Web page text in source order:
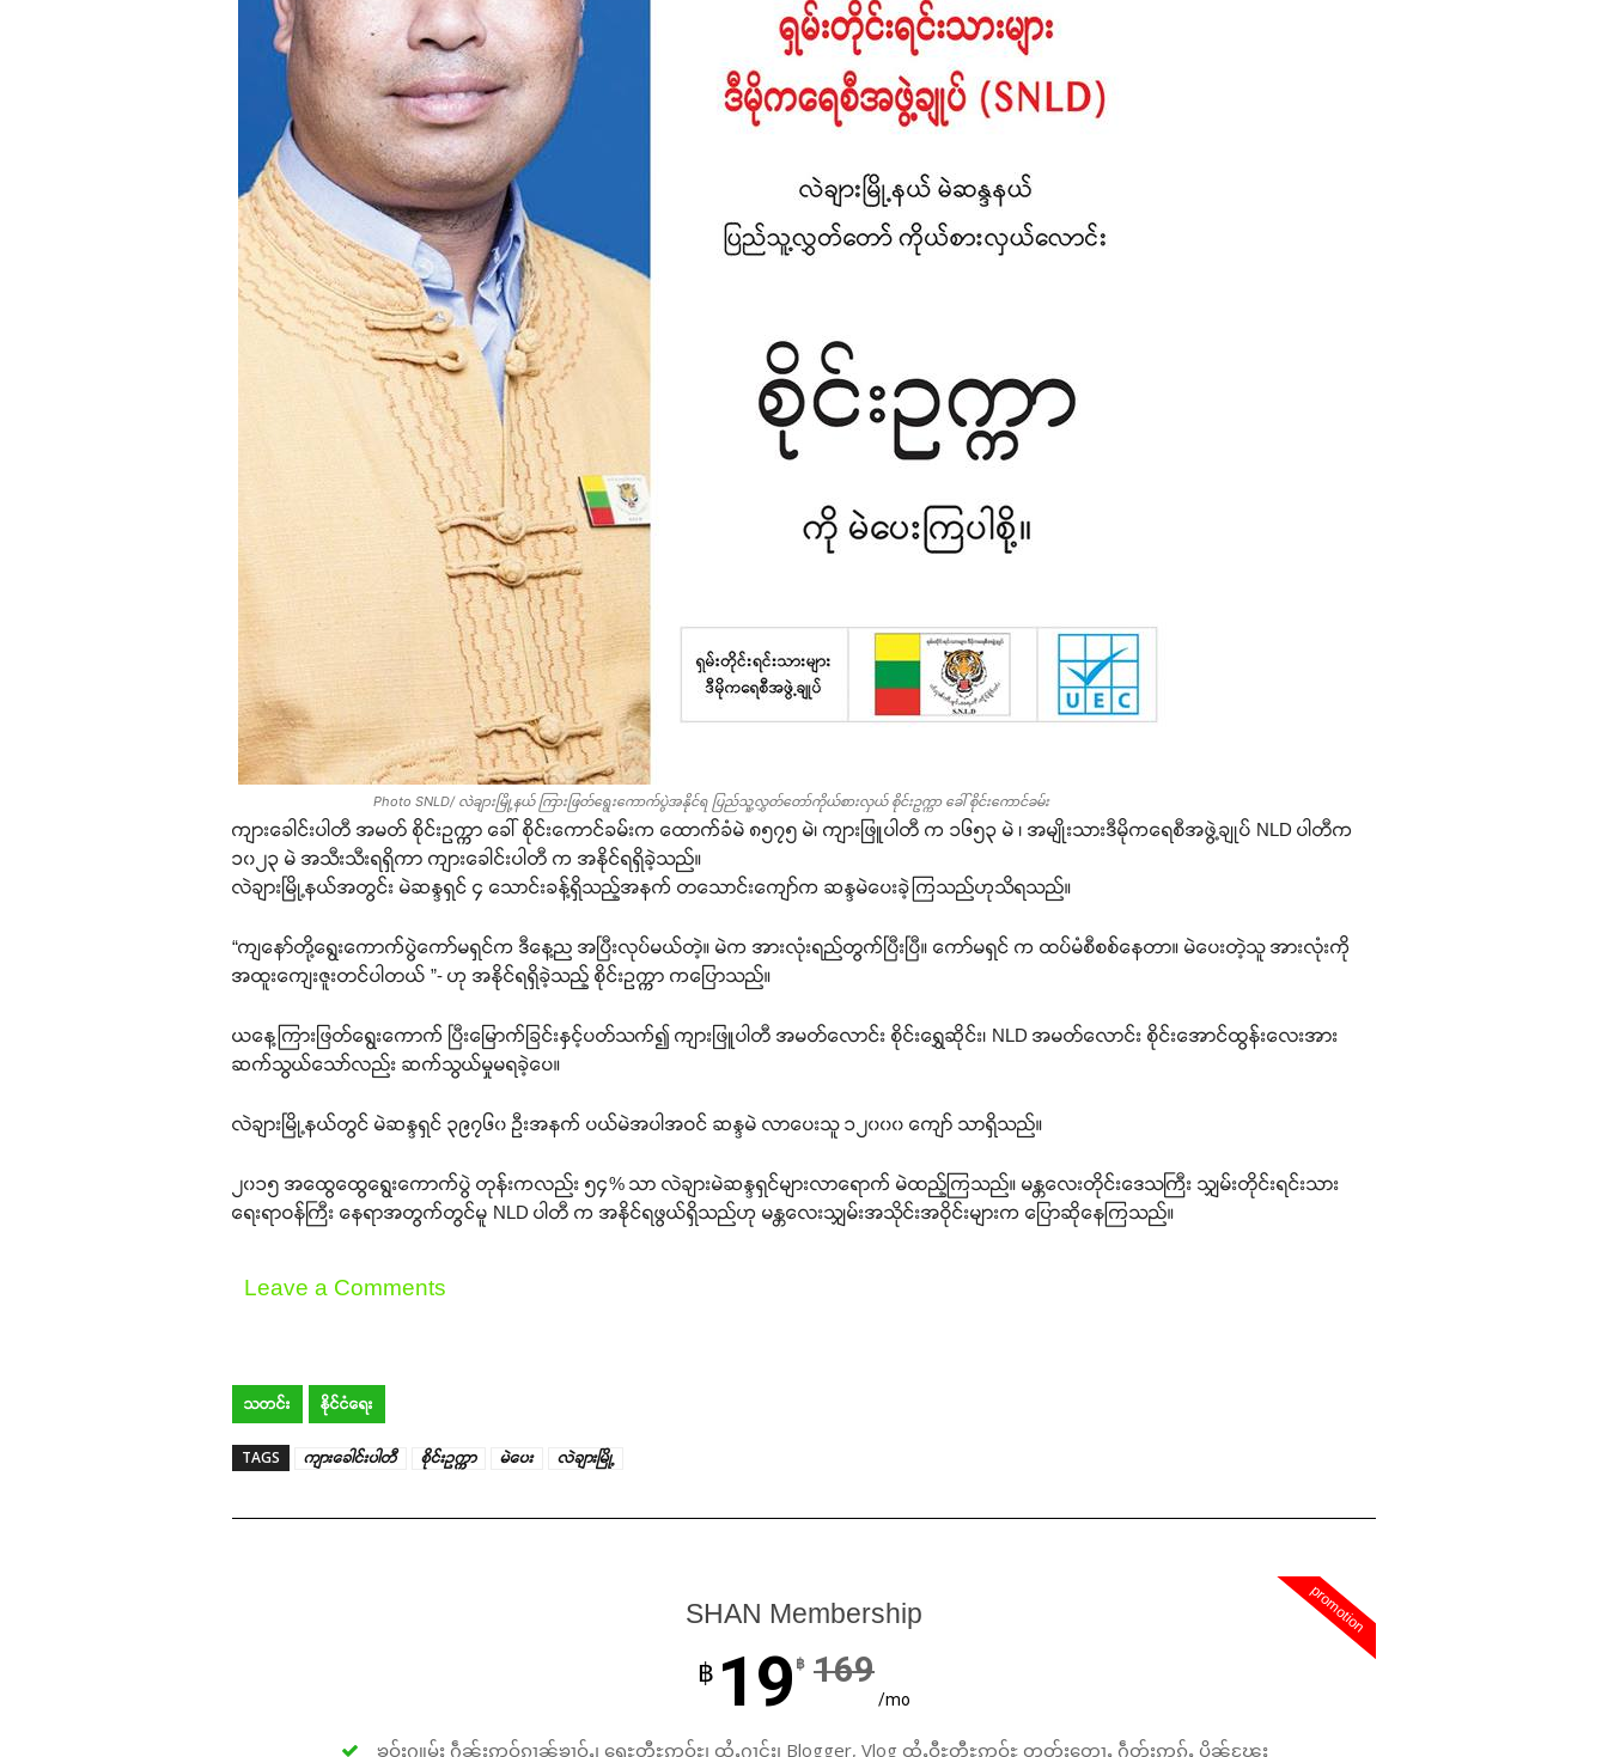
Photo SNLD/ လဲချားမြို့နယ် ကြားဖြတ်ရွေးကောက်ပွဲအနိုင်ရ ပြည်သူ့လွှတ်တော်ကိုယ်စားလှယ် စိုင်းဥက္ကာ ခေါ် စိုင်းကောင်ခမ်း
ကျားခေါင်းပါတီ အမတ် စိုင်းဥက္ကာ ခေါ် စိုင်းကောင်ခမ်းက ထောက်ခံမဲ ၈၅၇၅ မဲ၊ ကျားဖြူပါတီ က ၁၆၅၃ မဲ ၊ အမျိုးသားဒီမိုကရေစီအဖွဲ့ချုပ် NLD ပါတီက
၁၀၂၃ မဲ အသီးသီးရရှိကာ ကျားခေါင်းပါတီ က အနိုင်ရရှိခဲ့သည်။
လဲချားမြို့နယ်အတွင်း မဲဆန္ဒရှင် ၄ သောင်းခန့်ရှိသည့်အနက် တသောင်းကျော်က ဆန္ဒမဲပေးခဲ့ကြသည်ဟုသိရသည်။
“ကျနော်တို့ရွေးကောက်ပွဲကော်မရှင်က ဒီနေ့ည အပြီးလုပ်မယ်တဲ့။ မဲက အားလုံးရည်တွက်ပြီးပြီ။ ကော်မရှင် က ထပ်မံစီစစ်နေတာ။ မဲပေးတဲ့သူ အားလုံးကို
အထူးကျေးဇူးတင်ပါတယ် ”- ဟု အနိုင်ရရှိခဲ့သည့် စိုင်းဥက္ကာ ကပြောသည်။
ယနေ့ကြားဖြတ်ရွေးကောက် ပြီးမြောက်ခြင်းနှင့်ပတ်သက်၍ ကျားဖြူပါတီ အမတ်လောင်း စိုင်းရွှေဆိုင်း၊ NLD အမတ်လောင်း စိုင်းအောင်ထွန်းလေးအား
ဆက်သွယ်သော်လည်း ဆက်သွယ်မှုမရခဲ့ပေ။
လဲချားမြို့နယ်တွင် မဲဆန္ဒရှင် ၃၉၇၆၀ ဦးအနက် ပယ်မဲအပါအဝင် ဆန္ဒမဲ လာပေးသူ ၁၂၀၀၀ ကျော် သာရှိသည်။
၂၀၁၅ အထွေထွေရွေးကောက်ပွဲ တုန်းကလည်း ၅၄% သာ လဲချားမဲဆန္ဒရှင်များလာရောက် မဲထည့်ကြသည်။ မန္တလေးတိုင်းဒေသကြီး သျှမ်းတိုင်းရင်းသား
ရေးရာဝန်ကြီး နေရာအတွက်တွင်မူ NLD ပါတီ က အနိုင်ရဖွယ်ရှိသည်ဟု မန္တလေးသျှမ်းအသိုင်းအဝိုင်းများက ပြောဆိုနေကြသည်။
Leave a Comments
သတင်း နိုင်ငံရေး
TAGS ကျားခေါင်းပါတီ စိုင်းဥက္ကာ မဲပေး လဲချားမြို့
promotion
SHAN Membership
฿ 19 ฿ 169
/mo
ၶဝ်ႈႁူမ်ႈ ႁဵၼ်းဢဝ်ၵၢၼ်ၶၢဝ်ႇ၊ ရေႊတီႊဢူဝ်ႊ၊ ထႆႇႁၢင်ႈ၊ Blogger, Vlog ထႆႇဝီႊတီႊဢူဝ်ႊ တတ်းတေႃႇ ႁဵတ်းဢွၵ်ႇ ပိုၼ်ၽႄႈ